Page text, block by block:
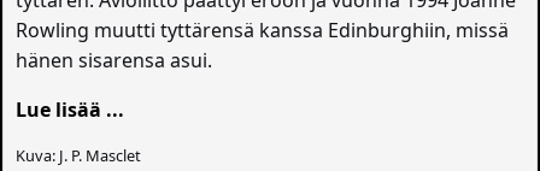
Rowling muutti tyttärensä kanssa Edinburghiin, missä
hänen sisarensa asui.
Lue lisää ...
Kuva: J. P. Masclet